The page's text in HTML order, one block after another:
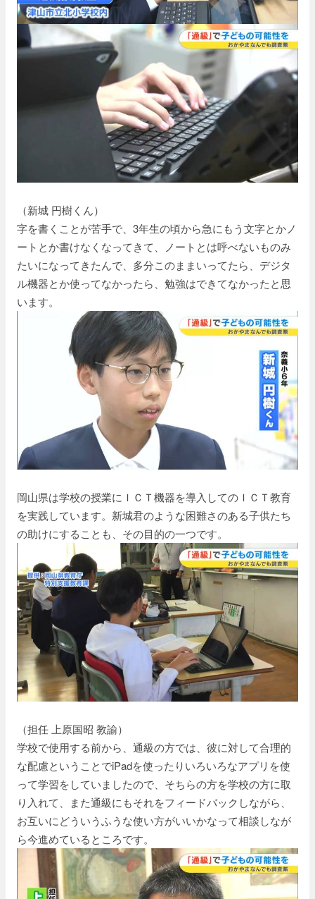
（新城 円樹くん）
字を書くことが苦手で、3年生の頃から急にもう文字とかノ
ートとか書けなくなってきて、ノートとは呼べないものみ
たいになってきたんで、多分このままいってたら、デジタ
ル機器とか使ってなかったら、勉強はできてなかったと思
います。
岡山県は学校の授業にＩＣＴ機器を導入してのＩＣＴ教育
を実践しています。新城君のような困難さのある子供たち
の助けにすることも、その目的の一つです。
（担任 上原国昭 教諭）
学校で使用する前から、通級の方では、彼に対して合理的
な配慮ということでiPadを使ったりいろいろなアプリを使
って学習をしていましたので、そちらの方を学校の方に取
り入れて、また通級にもそれをフィードバックしながら、
お互いにどういうふうな使い方がいいかなって相談しなが
ら今進めているところです。